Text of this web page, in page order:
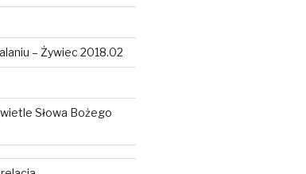
– Żywiec 2018.02
Słowa Bożego